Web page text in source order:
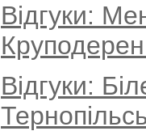
Відгуки:
Відгуки: